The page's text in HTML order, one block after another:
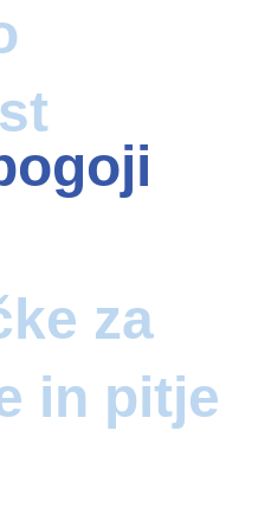
za
in pitje